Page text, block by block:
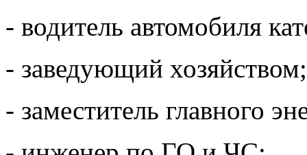
- водитель автомобиля
- заведующий хозяйством;
- заместитель главного